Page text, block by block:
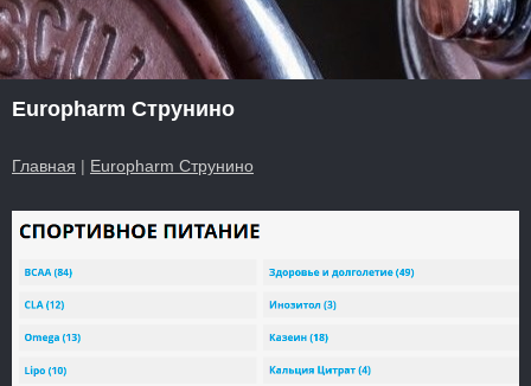
Europharm Струнино
Главная | Europharm Струнино